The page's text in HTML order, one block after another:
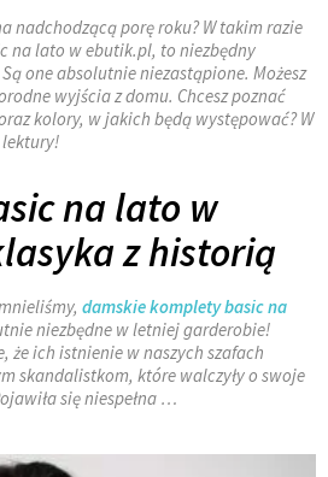
nadchodzącą porę roku? W takim razie
na lato w ebutik.pl, to niezbędny
one absolutnie niezastąpione. Możesz
wyjścia z domu. Chcesz poznać
kolory, w jakich będą występować? W
lektury!
na lato w
z historią
damskie komplety basic na
niezbędne w letniej garderobie!
że ich istnienie w naszych szafach
skandalistkom, które walczyły o swoje
się niespełna …